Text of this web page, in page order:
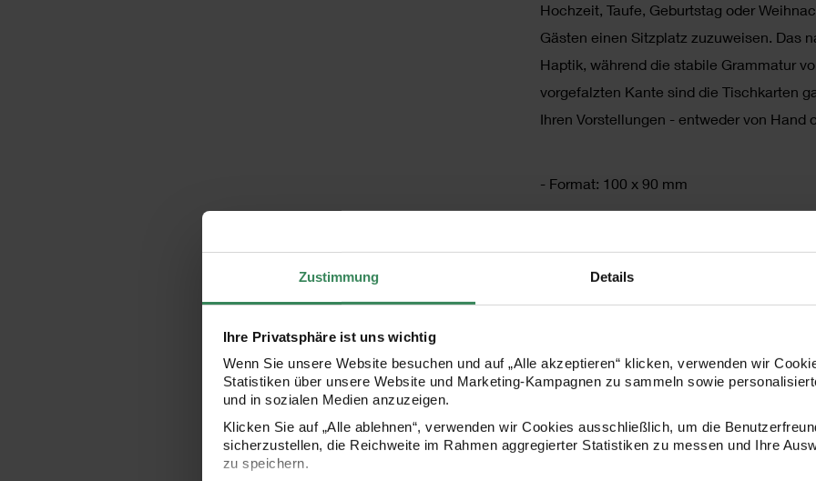
Zustimmung Details
Ihre Privatsphäre ist uns wichtig
Wenn Sie unsere Website besuchen und auf „Alle akzeptieren“ klicken, verwenden wir
Statistiken über unsere Website und Marketing-Kampagnen zu sammeln sowie
und in sozialen Medien anzuzeigen.
Klicken Sie auf „Alle ablehnen“, verwenden wir Cookies ausschließlich, um die
sicherzustellen, die Reichweite im Rahmen aggregierter Statistiken zu messen und Ihre
zu speichern.
Hochzeit, Taufe, Geburtstag oder
Gästen einen Sitzplatz zuzuweisen. Das
Haptik, während die stabile Grammatur
vorgefalzten Kante sind die Tischkarten
Ihren Vorstellungen - entweder von Hand
- Format: 100 x 90 mm
- bedruckbar mit Laser- und
HERSTELLER